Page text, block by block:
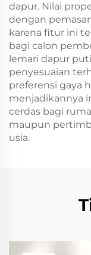
dapur. Nilai
dengan
karena fitur ini
bagi calon
lemari dapur
penyesuaian
preferensi gaya
menjadikannya
cerdas bagi
maupun
usia.